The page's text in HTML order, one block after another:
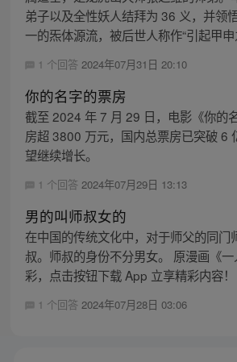
弟子以及全性妖人结拜为 36 义，并领
一的炁体源流，被后世人称作“引起甲
1 个回答 2024年07月31日 20:10
你的名字的票房
截至 2024 年 7 月 29 日，电影《你的
房超 3800 万元，国内总票房已突破 6
望继续增长。
1 个回答 2024年07月29日 13:13
男的叫师叔女的
在中国的传统文化中，对于师父的同门
叔。师叔的身份不分男女。 原漫画《
彩，点击按钮下载 App 立享精彩内容！
1 个回答 2024年07月28日 03:06